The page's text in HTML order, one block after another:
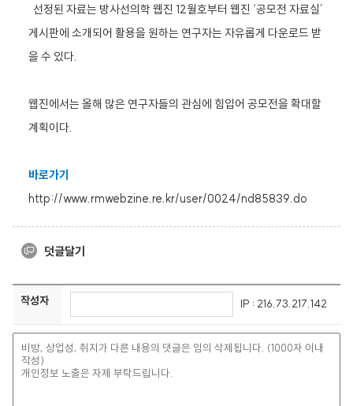
선정된 자료는 방사선의학 웹진 12월호부터 웹진 ‘공모전 자료실’
게시판에 소개되어 활용을 원하는 연구자는 자유롭게 다운로드 받
을 수 있다.
웹진에서는 올해 많은 연구자들의 관심에 힘입어 공모전을 확대할
계획이다.
바로가기
http://www.rmwebzine.re.kr/user/0024/nd85839.do
덧글달기
작성자 IP : 216.73.217.142